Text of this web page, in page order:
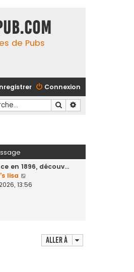
de Pubs
Connexion
Rechercher
en 1896, découv…
lisa
o
13:56
Aller à